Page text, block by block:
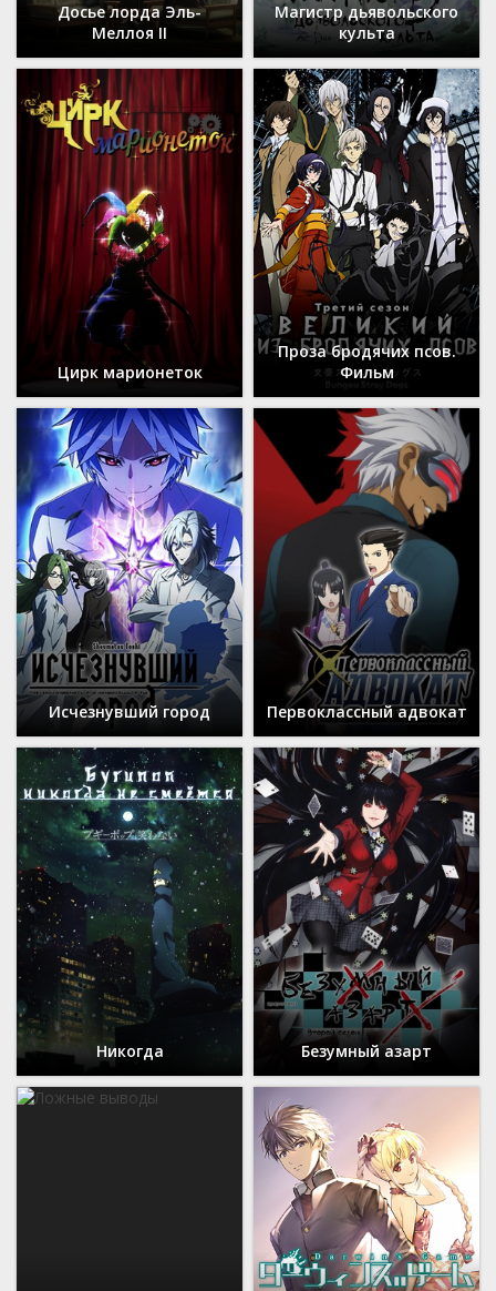
Досье лорда Эль-
Меллоя II
Магистр дьявольского
культа
Цирк марионеток
Проза бродячих псов.
Фильм
Исчезнувший город Первоклассный адвокат
Никогда Безумный азарт